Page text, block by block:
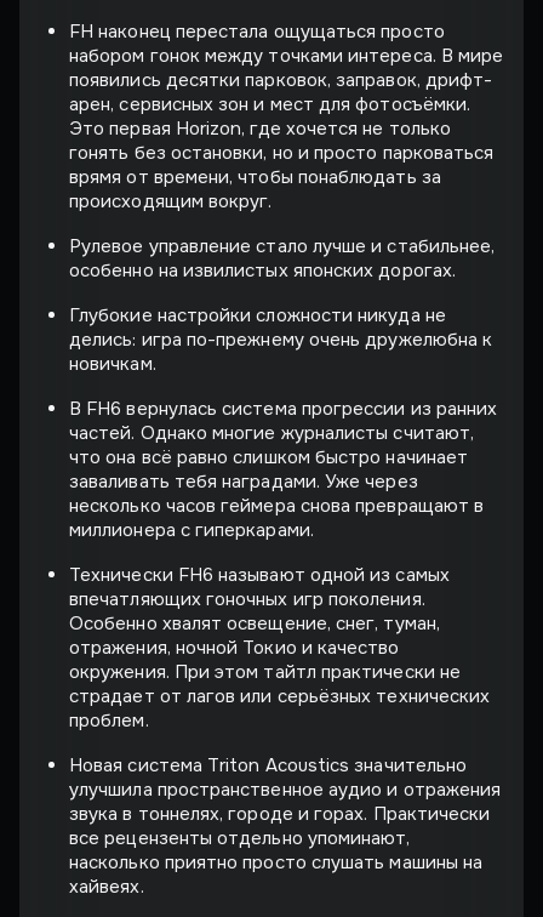
FH наконец перестала ощущаться просто
набором гонок между точками интереса. В мире
появились десятки парковок, заправок, дрифт-
арен, сервисных зон и мест для фотосъёмки.
Это первая Horizon, где хочется не только
гонять без остановки, но и просто парковаться
врямя от времени, чтобы понаблюдать за
происходящим вокруг.
Рулевое управление стало лучше и стабильнее,
особенно на извилистых японских дорогах.
Глубокие настройки сложности никуда не
делись: игра по-прежнему очень дружелюбна к
новичкам.
В FH6 вернулась система прогрессии из ранних
частей. Однако многие журналисты считают,
что она всё равно слишком быстро начинает
заваливать тебя наградами. Уже через
несколько часов геймера снова превращают в
миллионера с гиперкарами.
Технически FH6 называют одной из самых
впечатляющих гоночных игр поколения.
Особенно хвалят освещение, снег, туман,
отражения, ночной Токио и качество
окружения. При этом тайтл практически не
страдает от лагов или серьёзных технических
проблем.
Новая система Triton Acoustics значительно
улучшила пространственное аудио и отражения
звука в тоннелях, городе и горах. Практически
все рецензенты отдельно упоминают,
насколько приятно просто слушать машины на
хайвеях.